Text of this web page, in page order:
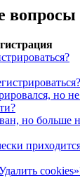
вопросы
но
но больше